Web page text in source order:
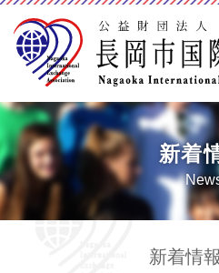
新着
新着情